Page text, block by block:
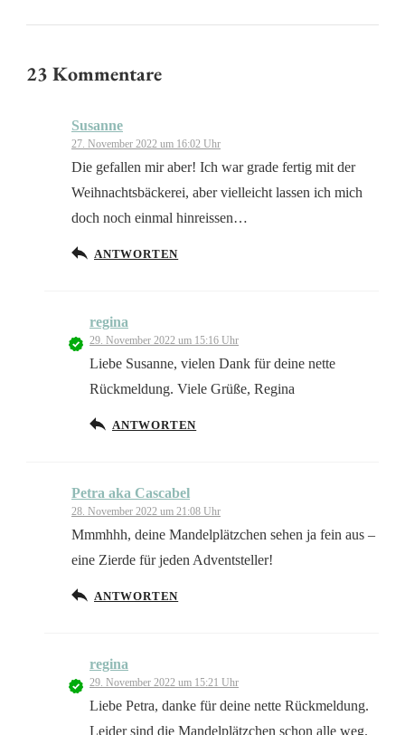
23 Kommentare
Susanne
27. November 2022 um 16:02 Uhr
Die gefallen mir aber! Ich war grade fertig mit der
Weihnachtsbäckerei, aber vielleicht lassen ich mich
doch noch einmal hinreissen…
ANTWORTEN
regina
29. November 2022 um 15:16 Uhr
Liebe Susanne, vielen Dank für deine nette
Rückmeldung. Viele Grüße, Regina
ANTWORTEN
Petra aka Cascabel
28. November 2022 um 21:08 Uhr
Mmmhhh, deine Mandelplätzchen sehen ja fein aus –
eine Zierde für jeden Adventsteller!
ANTWORTEN
regina
29. November 2022 um 15:21 Uhr
Liebe Petra, danke für deine nette Rückmeldung.
Leider sind die Mandelplätzchen schon alle weg.